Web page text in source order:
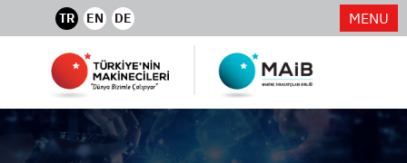
TR EN DE MENU